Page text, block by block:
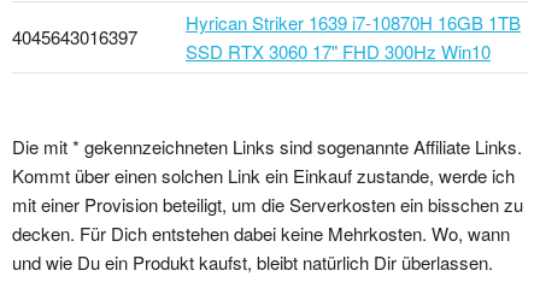
4045643016397
Hyrican Striker 1639 i7-10870H 16GB 1TB
SSD RTX 3060 17" FHD 300Hz Win10
Die mit * gekennzeichneten Links sind sogenannte Affiliate Links.
Kommt über einen solchen Link ein Einkauf zustande, werde ich
mit einer Provision beteiligt, um die Serverkosten ein bisschen zu
decken. Für Dich entstehen dabei keine Mehrkosten. Wo, wann
und wie Du ein Produkt kaufst, bleibt natürlich Dir überlassen.